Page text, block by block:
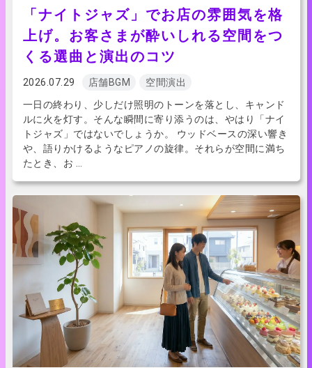
「ナイトジャズ」でお店の雰囲気を格
上げ。お客さまが酔いしれる空間をつ
くる選曲と演出のコツ
2026.07.29 店舗BGM
空間演出
一日の終わり、少しだけ照明のトーンを落とし、キャンド
ルに火を灯す。そんな瞬間に寄り添うのは、やはり「ナイ
トジャズ」ではないでしょうか。 ウッドベースの深い響き
や、語りかけるようなピアノの旋律。それらが空間に満ち
たとき、お …